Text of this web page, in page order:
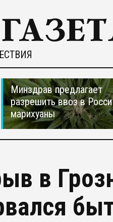
Минздрав предлагает
разрешить ввоз в
марихуаны
в